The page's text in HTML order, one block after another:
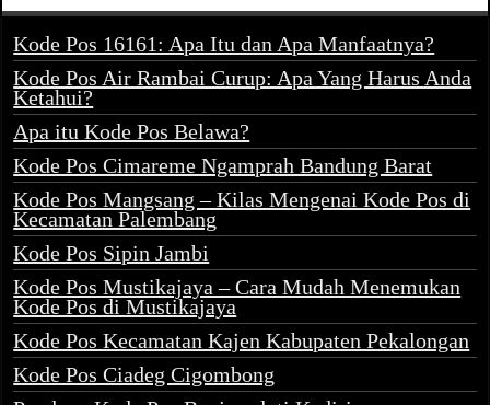
Kode Pos 16161: Apa Itu dan Apa Manfaatnya?
Kode Pos Air Rambai Curup: Apa Yang Harus Anda
Ketahui?
Apa itu Kode Pos Belawa?
Kode Pos Cimareme Ngamprah Bandung Barat
Kode Pos Mangsang – Kilas Mengenai Kode Pos di
Kecamatan Palembang
Kode Pos Sipin Jambi
Kode Pos Mustikajaya – Cara Mudah Menemukan
Kode Pos di Mustikajaya
Kode Pos Kecamatan Kajen Kabupaten Pekalongan
Kode Pos Ciadeg Cigombong